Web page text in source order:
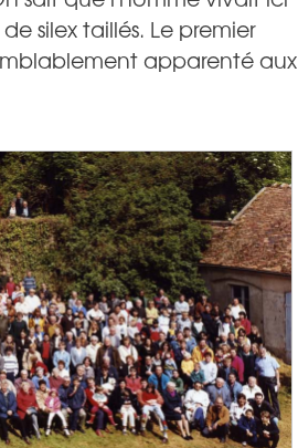
silex taillés. Le premier
apparenté aux